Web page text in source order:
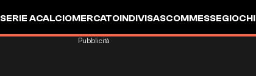
SERIE ACALCIOMERCATOINDIVISASCOMMESSEGIOCHI
Pubblicità